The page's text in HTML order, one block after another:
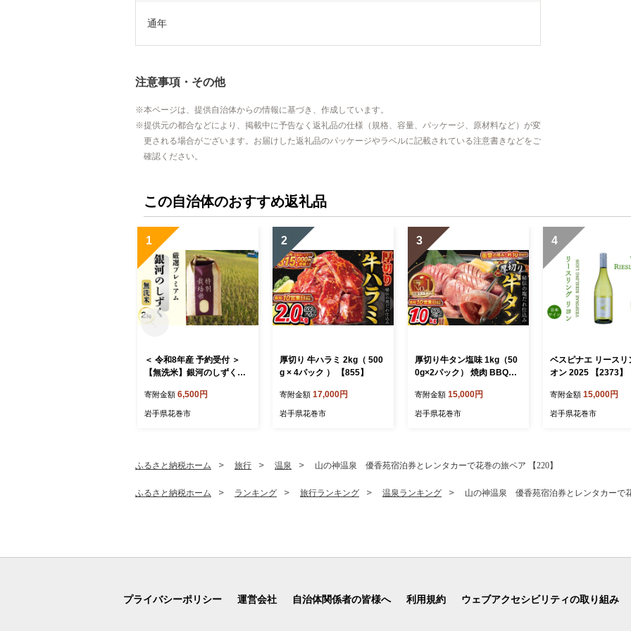
通年
注意事項・その他
本ページは、提供自治体からの情報に基づき、作成しています。
提供元の都合などにより、掲載中に予告なく返礼品の仕様（規格、容量、パッケージ、原材料など）が変
更される場合がございます。お届けした返礼品のパッケージやラベルに記載されている注意書きなどをご
確認ください。
この自治体のおすすめ返礼品
1
＜ 令和8年産 予約受付 ＞
【無洗米】銀河のしずく厳
化学肥料）2kg 【2083】
寄附金額 6,500円
岩手県花巻市
2
厚切り 牛ハラミ 2kg（ 500
g × 4パック ） 【855】
寄附金額 17,000円
岩手県花巻市
3
厚切り牛タン塩味 1kg（50
0g×2パック） 焼肉 BBQ
寄附金額 15,000円
岩手県花巻市
4
ベスピナエ リースリ
オン 2025 【2373】
寄附金額 15,000円
岩手県花巻市
ふるさと納税ホーム 旅行 温泉 山の神温泉 優香苑宿泊券とレンタカーで花巻の旅ペア 【220】
ふるさと納税ホーム ランキング 旅行ランキング 温泉ランキング 山の神温泉 優香苑宿泊券とレンタカーで
プライバシーポリシー 運営会社 自治体関係者の皆様へ 利用規約 ウェブアクセシビリティの取り組み